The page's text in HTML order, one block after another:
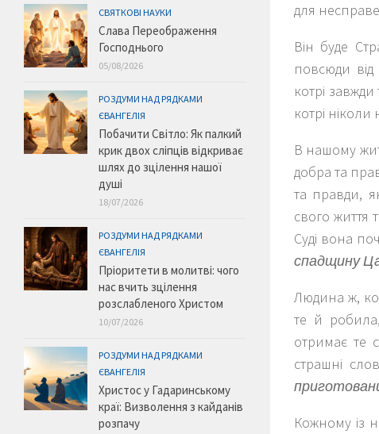
для
Він буде
повсюди від
котрі
котрі
В нашому
добра та
та правди,
свого життя
Суді вона
спадщину
Людина ж,
те й
отримає те
страшні
Кожному із
СВЯТКОВІ НАУКИ
Слава Переображення
Господнього
05/08/2026
РОЗДУМИ НАД РЯДКАМИ
ЄВАНГЕЛІЯ
Побачити Світло: Як палкий
крик двох сліпців відкриває
шлях до зцілення нашої
душі
18/07/2026
РОЗДУМИ НАД РЯДКАМИ
ЄВАНГЕЛІЯ
Пріоритети в молитві: чого
нас вчить зцілення
розслабленого Христом
10/07/2026
РОЗДУМИ НАД РЯДКАМИ
ЄВАНГЕЛІЯ
Христос у Гадаринському
краї: Визволення з кайданів
розпачу